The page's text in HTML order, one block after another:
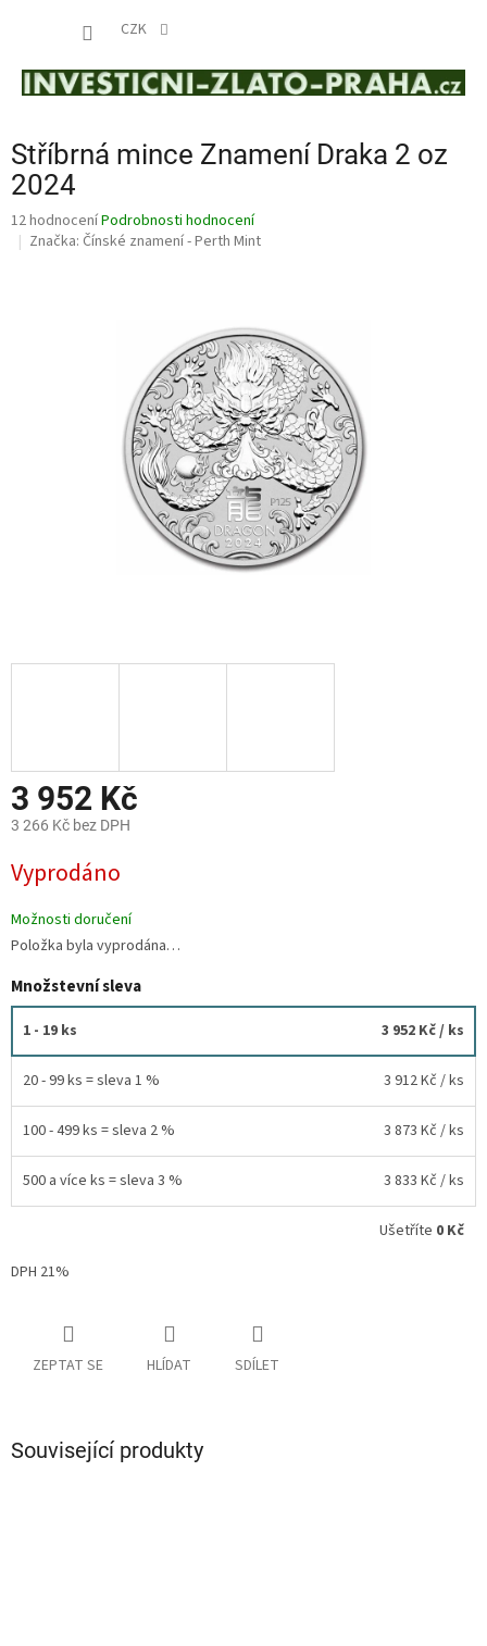
CZK
Stříbrná mince Znamení Draka 2 oz
2024
Průměrné
hodnocení
12 hodnoceníPodrobnosti hodnocení
Značka: Čínské znamení - Perth Mint
3 952 Kč
3 266 Kč bez DPH
cena:
Vyprodáno
Možnosti doručení
Položka byla vyprodána…
Množstevní sleva
1 - 19 ks 3 952 Kč/ ks
20 - 99 ks = sleva 1 % 3 912 Kč / ks
100 - 499 ks = sleva 2 % 3 873 Kč / ks
500 a více ks = sleva 3 % 3 833 Kč / ks
Ušetříte 0 Kč
DPH 21%
ZEPTAT SE HLÍDAT SDÍLET
Související produkty